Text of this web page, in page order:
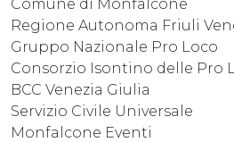
Comune di Monfalcone
Regione Autonoma Friuli
Gruppo Nazionale Pro Loco
Consorzio Isontino delle Pro
BCC Venezia Giulia
Servizio Civile Universale
Monfalcone Eventi